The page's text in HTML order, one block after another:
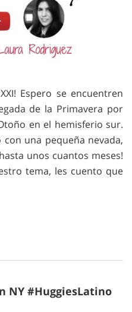
Espero se encuentren
de la Primavera por
en el hemisferio sur.
una pequeña nevada,
unos cuantos meses!
tema, les cuento que
NY #HuggiesLatino